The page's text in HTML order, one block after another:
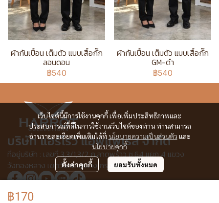
ผ้ากันเปื้อน เต็มตัว แบบเสื้อกั๊ก
ลอนดอน
฿540
ผ้ากันเปื้อน เต็มตัว แบบเสื้อกั๊ก
GM-ดำ
฿540
฿170
เว็บไซต์นี้มีการใช้งานคุกกี้ เพื่อเพิ่มประสิทธิภาพและ
ประสบการณ์ที่ดีในการใช้งานเว็บไซต์ของท่าน ท่านสามารถ
อ่านรายละเอียดเพิ่มเติมได้ที่ นโยบายความเป็นส่วนตัว และ
นโยบายคุกกี้
ตั้งค่าคุกกี้ ยอมรับทั้งหมด
บริษัท แอร์โรว์ แอพแพเรล จำกัด
ที่อยู่บริษัท : เลขที่ 3,3/1,3/2 ก.ลาดพร้าว ซ.64 แยก 4 แขวง
วังทองหลาง เขตวังทองหลาง กรุงเทพฯ 10310